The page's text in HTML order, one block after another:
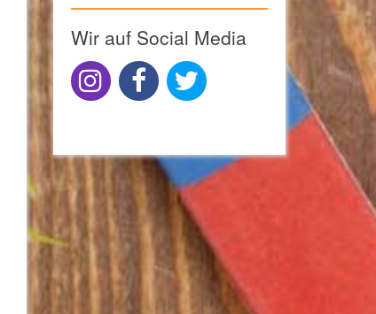
Wir auf Social Media